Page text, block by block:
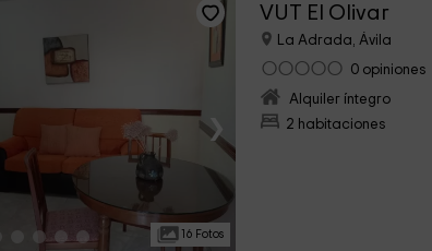
›
16 Fotos
VUT El Olivar
La Adrada, Ávila
0 opiniones
Alquiler íntegro
2 habitaciones